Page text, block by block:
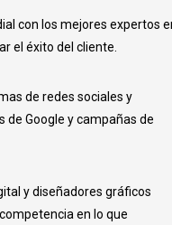
con los mejores expertos
el éxito del cliente.
de redes sociales y
de Google y campañas de
y diseñadores gráficos
en lo que